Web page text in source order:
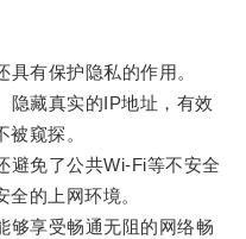
有保护隐私的作用。
藏真实的IP地址，有效
窥探。
免了公共Wi-Fi等不安全
的上网环境。
享受畅通无阻的网络畅